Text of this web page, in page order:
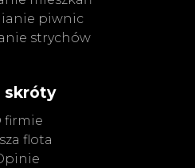
piwnic
strychów
skróty
firmie
flota